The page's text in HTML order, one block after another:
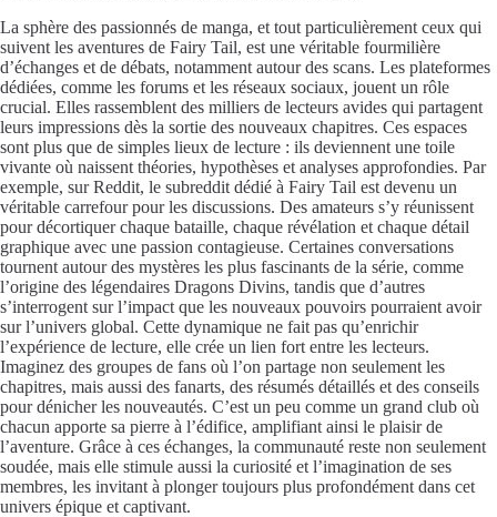
La sphère des passionnés de manga, et tout particulièrement ceux qui
suivent les aventures de Fairy Tail, est une véritable fourmilière
d’échanges et de débats, notamment autour des scans. Les plateformes
dédiées, comme les forums et les réseaux sociaux, jouent un rôle
crucial. Elles rassemblent des milliers de lecteurs avides qui partagent
leurs impressions dès la sortie des nouveaux chapitres. Ces espaces
sont plus que de simples lieux de lecture : ils deviennent une toile
vivante où naissent théories, hypothèses et analyses approfondies. Par
exemple, sur Reddit, le subreddit dédié à Fairy Tail est devenu un
véritable carrefour pour les discussions. Des amateurs s’y réunissent
pour décortiquer chaque bataille, chaque révélation et chaque détail
graphique avec une passion contagieuse. Certaines conversations
tournent autour des mystères les plus fascinants de la série, comme
l’origine des légendaires Dragons Divins, tandis que d’autres
s’interrogent sur l’impact que les nouveaux pouvoirs pourraient avoir
sur l’univers global. Cette dynamique ne fait pas qu’enrichir
l’expérience de lecture, elle crée un lien fort entre les lecteurs.
Imaginez des groupes de fans où l’on partage non seulement les
chapitres, mais aussi des fanarts, des résumés détaillés et des conseils
pour dénicher les nouveautés. C’est un peu comme un grand club où
chacun apporte sa pierre à l’édifice, amplifiant ainsi le plaisir de
l’aventure. Grâce à ces échanges, la communauté reste non seulement
soudée, mais elle stimule aussi la curiosité et l’imagination de ses
membres, les invitant à plonger toujours plus profondément dans cet
univers épique et captivant.